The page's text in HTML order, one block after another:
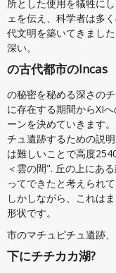
所とした使用を犠牲に
ェを伝え、科学者は多
代文明を築いてきまし
深い。
の古代都市のIncas
の秘密を秘める深さの
に存在する期間からXI
ーンを決めていきます
チュ遺跡するための説
は難しいことで高度
＜雲の間". 丘の上にあ
ってできたと考えられ
しかしながら、これは
形状です。
市のマチュピチュ遺跡、
下にチチカカ湖?